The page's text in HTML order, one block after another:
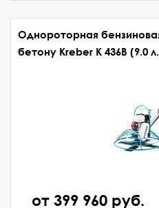
Однороторная
бетону Kreber K 436В (9.0
от 399 960 руб.